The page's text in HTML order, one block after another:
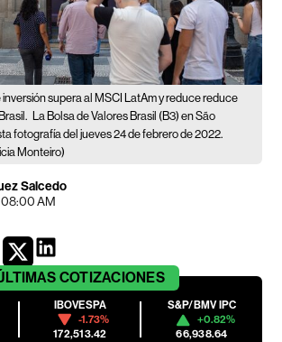
supera al MSCI LatAm y reduce reduce
La Bolsa de Valores Brasil (B3) en São
fotografía del jueves 24 de febrero de 2022.
Monteiro)
Salcedo
08:00 AM
COTIZACIONES
IBOVESPA
-1.73%
172,513.42
S&P/BMV IPC
+0.82%
66,938.64